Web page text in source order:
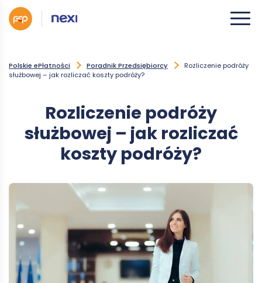
Polskie ePłatności Poradnik Przedsiębiorcy
Rozliczenie podróży
służbowej – jak rozliczać koszty podróży?
Rozliczenie podróży
służbowej – jak rozliczać
koszty podróży?